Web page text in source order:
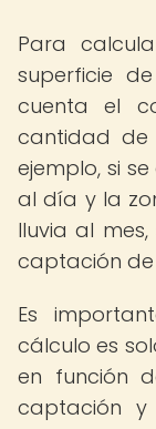
Para
superficie
cuenta el
cantidad de
ejemplo, si
al día y la
lluvia al
captación de
Es
cálculo es
en función
captación y